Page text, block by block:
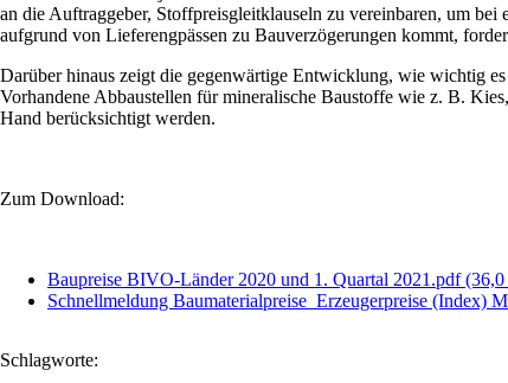
an die Auftraggeber, Stoffpreisgleitklauseln zu vereinbaren, um
aufgrund von Lieferengpässen zu Bauverzögerungen kommt,
Darüber hinaus zeigt die gegenwärtige Entwicklung, wie wichtig
Vorhandene Abbaustellen für mineralische Baustoffe wie z. B.
Hand berücksichtigt werden.
Zum Download:
Baupreise BIVO-Länder 2020 und 1. Quartal 2021.pdf
Schnellmeldung Baumaterialpreise_Erzeugerpreise (Index)
Schlagworte: